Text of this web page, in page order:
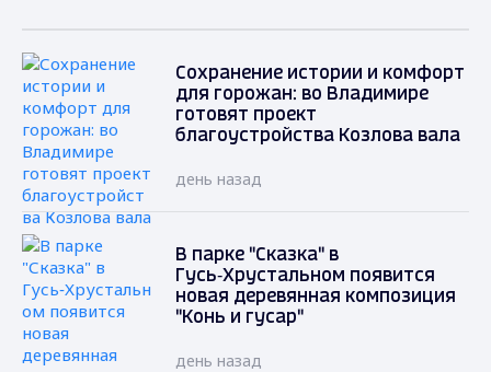
Сохранение истории и комфорт
для горожан: во Владимире
готовят проект
благоустройства Козлова вала
день назад
В парке "Сказка" в
Гусь‑Хрустальном появится
новая деревянная композиция
"Конь и гусар"
день назад